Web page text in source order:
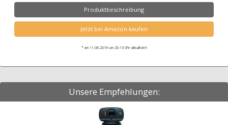
Produktbeschreibung
Jetzt bei Amazon kaufen
* am 11.08.2019 um 20:13 Uhr aktualisiert
Unsere Empfehlungen: